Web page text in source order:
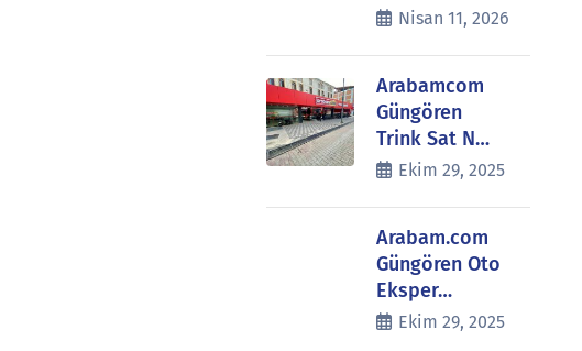
Nisan 11, 2026
Arabamcom
Güngören
Trink Sat N…
Ekim 29, 2025
Arabam.com
Güngören Oto
Eksper…
Ekim 29, 2025